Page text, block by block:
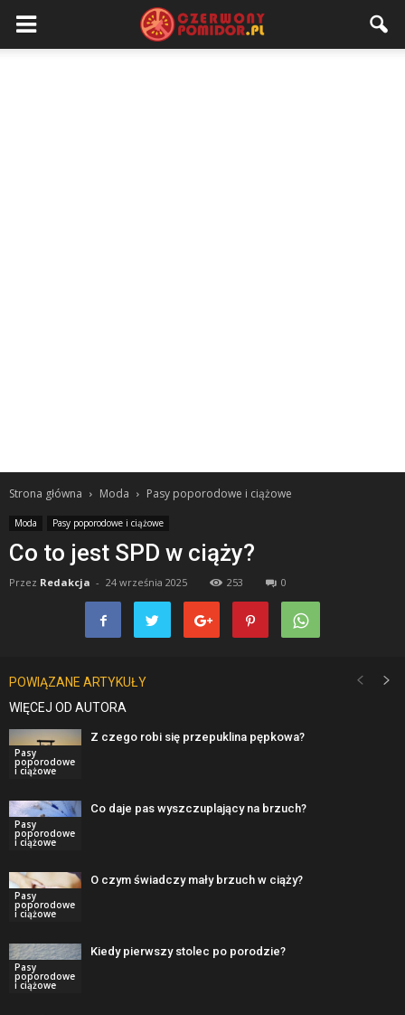
Strona główna Moda Pasy poporodowe i ciążowe
Moda Pasy poporodowe i ciążowe
Co to jest SPD w ciąży?
Przez Redakcja - 24 września 2025 253 0
POWIĄZANE ARTYKUŁY
WIĘCEJ OD AUTORA
Pasy
poporodowe
i ciążowe
Z czego robi się przepuklina pępkowa?
Pasy
poporodowe
i ciążowe
Co daje pas wyszczuplający na brzuch?
Pasy
poporodowe
i ciążowe
O czym świadczy mały brzuch w ciąży?
Pasy
poporodowe
i ciążowe
Kiedy pierwszy stolec po porodzie?